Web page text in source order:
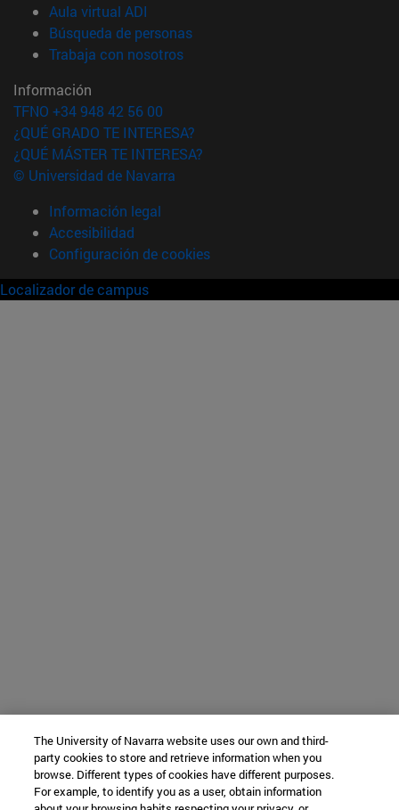
Aula virtual ADI
Búsqueda de personas(abre en nueva ventana)
Trabaja con nosotros(abre en nueva ventana)
Información
TFNO +34 948 42 56 00
¿QUÉ GRADO TE INTERESA?
¿QUÉ MÁSTER TE INTERESA?
© Universidad de Navarra
Información legal
Accesibilidad
Configuración de cookies
Localizador de campus
The University of Navarra website uses our own and third-
party cookies to store and retrieve information when you
browse. Different types of cookies have different purposes.
For example, to identify you as a user, obtain information